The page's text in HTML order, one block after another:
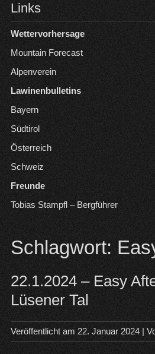
Links
Wettervorhersage
Mountain Forecast
Alpenverein
Lawinenbulletins
Bayern
Südtirol
Österreich
Schweiz
Freunde
Tobias Stampfl – Bergführer
Schlagwort:
22.1.2024 – Easy
Lüsener Tal
Veröffentlicht am 22. Januar 2024|